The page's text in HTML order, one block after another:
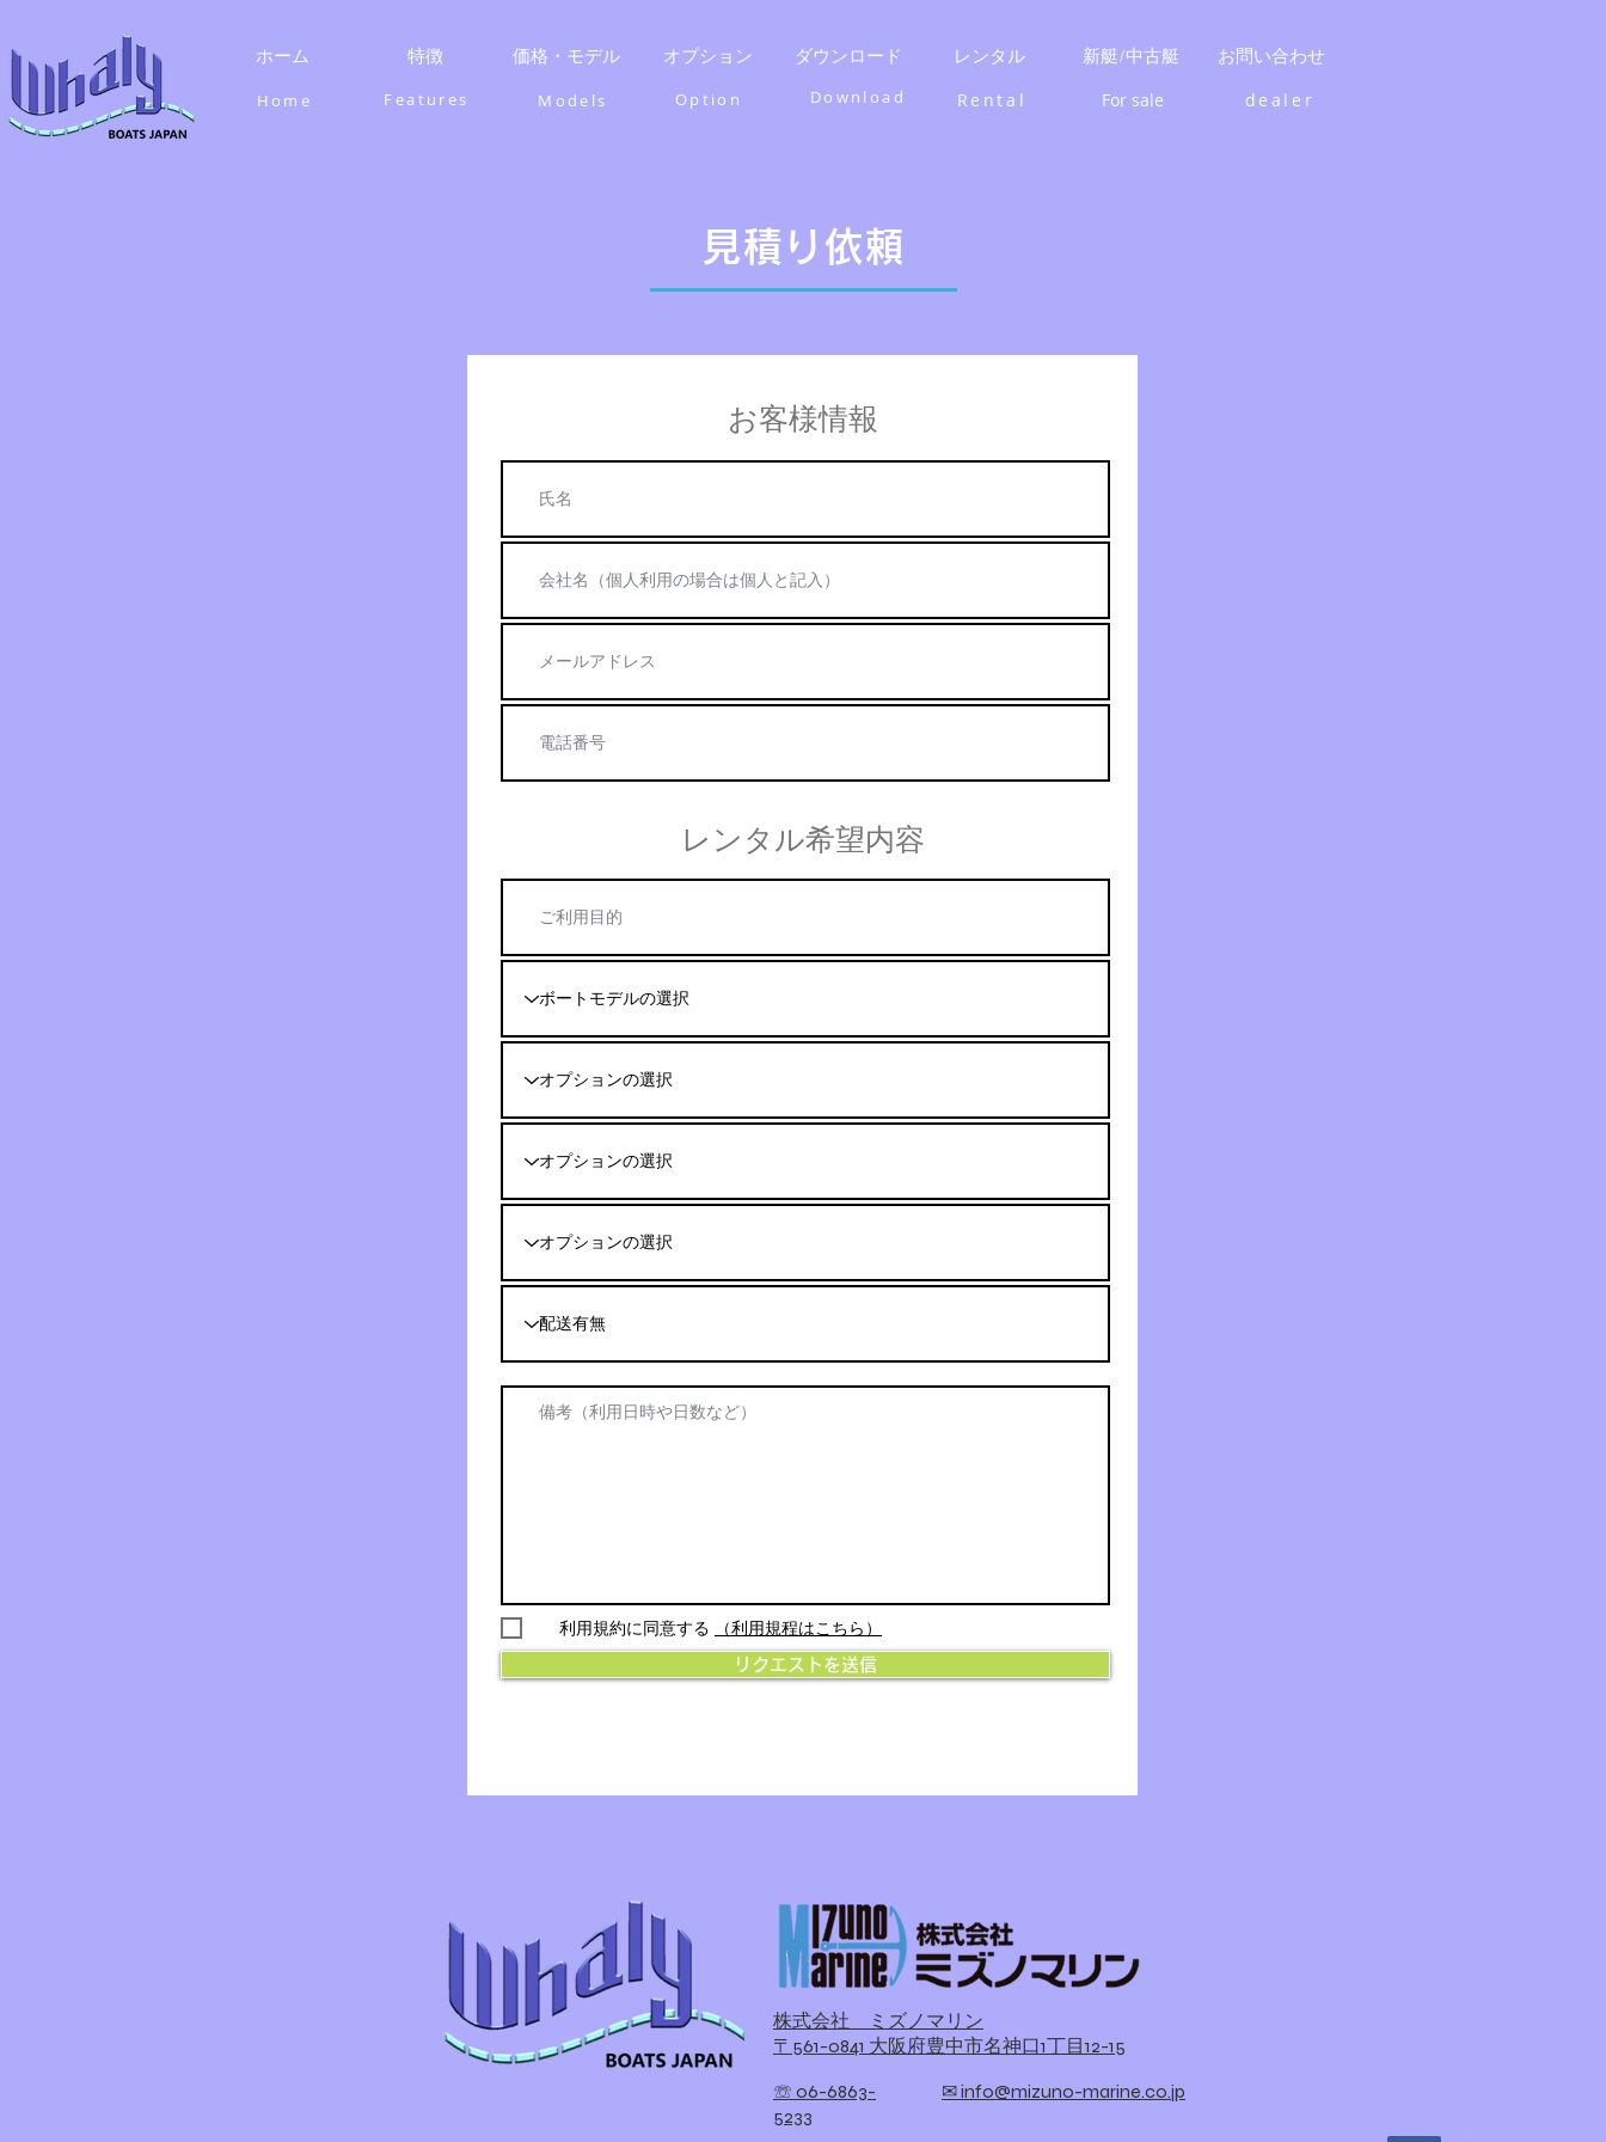
ホーム 特徴 価格・モデル オプション ダウンロード レンタル 新艇/中古艇
お問い合わせ
​Home
​Features ​Models ​Option Download ​Rental For sale dealer
​見積り依頼
​お客様情報
​レンタル希望内容
利用規約に同意する （利用規程はこちら）
リクエストを送信
​株式会社 ミズノマリン
〒561-0841 大阪府豊中市名神口1丁目12-15
☏ 06-6863-
5233
​✉ info@mizuno-marine.co.jp